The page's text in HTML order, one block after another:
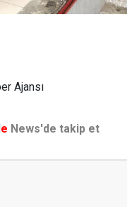
Ajansı
e News'de takip et